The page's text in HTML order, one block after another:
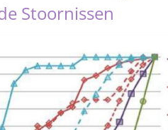
Stoornissen